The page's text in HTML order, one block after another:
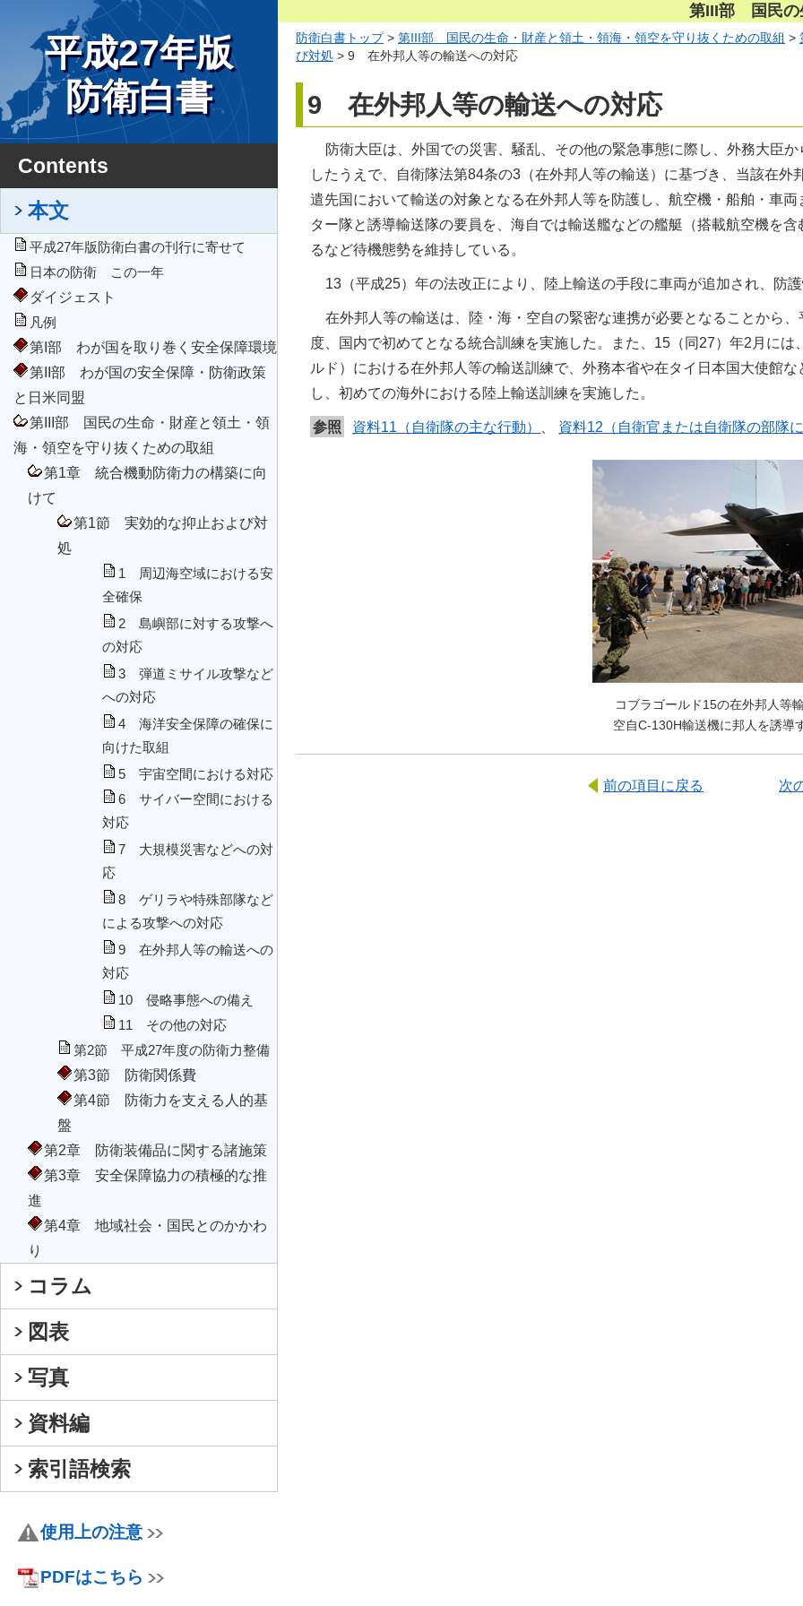
平成27年版
防衛白書
Contents
本文
平成27年版防衛白書の刊行に寄せて
日本の防衛 この一年
ダイジェスト
凡例
第I部 わが国を取り巻く安全保障環境
第II部 わが国の安全保障・防衛政策
と日米同盟
第III部 国民の生命・財産と領土・領
海・領空を守り抜くための取組
第1章 統合機動防衛力の構築に向
けて
第1節 実効的な抑止および対
処
1 周辺海空域における安
全確保
2 島嶼部に対する攻撃へ
の対応
3 弾道ミサイル攻撃など
への対応
4 海洋安全保障の確保に
向けた取組
5 宇宙空間における対応
6 サイバー空間における
対応
7 大規模災害などへの対
応
8 ゲリラや特殊部隊など
による攻撃への対応
9 在外邦人等の輸送への
対応
10 侵略事態への備え
11 その他の対応
第2節 平成27年度の防衛力整備
第3節 防衛関係費
第4節 防衛力を支える人的基
盤
第2章 防衛装備品に関する諸施策
第3章 安全保障協力の積極的な推
進
第4章 地域社会・国民とのかかわ
り
コラム
図表
写真
資料編
索引語検索
使用上の注意
PDFはこちら
第III部 国民の
防衛白書トップ> 第III部 国民の生命・財産と領土・領海・領空を守り抜くための取組 >
び対処 > 9 在外邦人等の輸送への対応
9 在外邦人等の輸送への対応
防衛大臣は、外国での災害、騒乱、その他の緊急事態に際し、外務大臣
したうえで、自衛隊法第84条の3（在外邦人等の輸送）に基づき、当該在
遣先国において輸送の対象となる在外邦人等を防護し、航空機・船舶・車
ター隊と誘導輸送隊の要員を、海自では輸送艦などの艦艇（搭載航空機を
るなど待機態勢を維持している。
13（平成25）年の法改正により、陸上輸送の手段に車両が追加され、防
在外邦人等の輸送は、陸・海・空自の緊密な連携が必要となることから
度、国内で初めてとなる統合訓練を実施した。また、15（同27）年2月に
ルド）における在外邦人等の輸送訓練で、外務本省や在タイ日本国大使館
し、初めての海外における陸上輸送訓練を実施した。
参照 資料11（自衛隊の主な行動） 資料12（自衛官または自衛隊の部隊
コブラゴールド15の在外邦人等
空自C-130H輸送機に邦人を誘導
前の項目に戻る 次